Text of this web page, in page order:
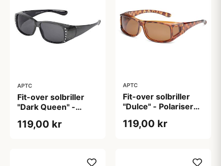
APTC
Fit-over solbriller
"Dark Queen" -
(H:4,0cm B:13,5cm)
119,00 kr
APTC
Fit-over solbriller
"Dulce" - Polariseret
119,00 kr